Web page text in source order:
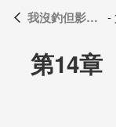
我沒釣但影帝真香
第14章
我沒釣但影帝真香了 -